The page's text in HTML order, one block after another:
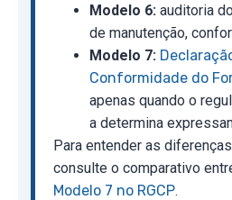
Modelo 6: auditoria
de manutenção,
Modelo 7:
Conformidade do
apenas quando o
a determina
Para entender as
consulte o comparativo
Modelo 7 no RGCP.